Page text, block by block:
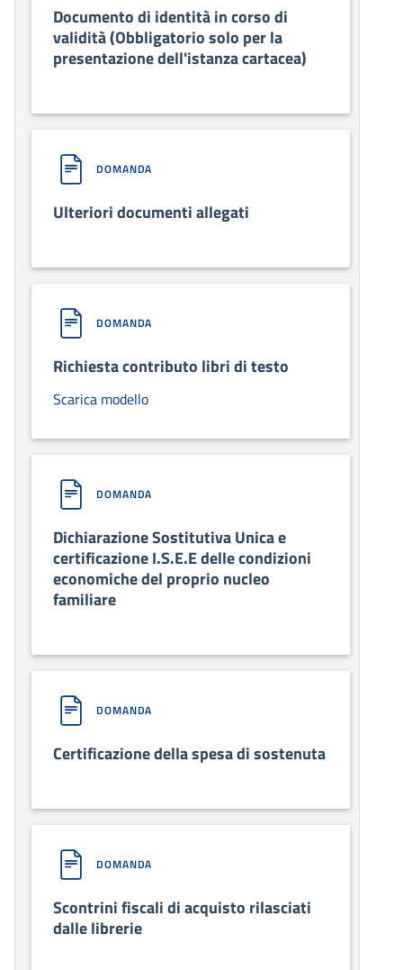
Documento di identità in corso di
validità (Obbligatorio solo per la
presentazione dell'istanza cartacea)
DOMANDA
Ulteriori documenti allegati
DOMANDA
Richiesta contributo libri di testo
Scarica modello
DOMANDA
Dichiarazione Sostitutiva Unica e
certificazione I.S.E.E delle condizioni
economiche del proprio nucleo
familiare
DOMANDA
Certificazione della spesa di sostenuta
DOMANDA
Scontrini fiscali di acquisto rilasciati
dalle librerie